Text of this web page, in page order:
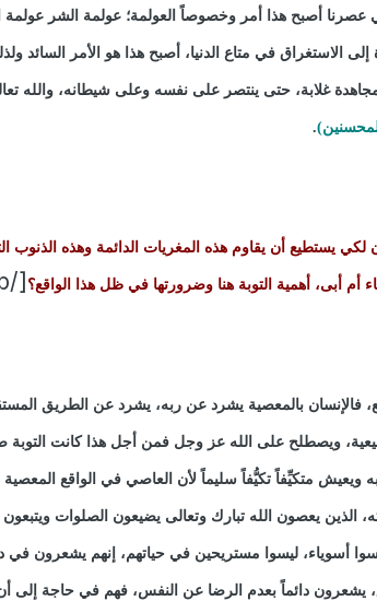
عصرنا أصبح هذا أمر وخصوصاً العولمة؛ عولمة الشر عولمة
إلى الاستغراق في متاع الدنيا، أصبح هذا هو الأمر السائد
غلابة، حتى ينتصر على نفسه وعلى شيطانه، والله
.
يستطيع أن يقاوم هذه المغريات الدائمة وهذه الذنوب
أم أبى، أهمية التوبة هنا وضرورتها في ظل هذا الواقع؟ [/b]
فالإنسان بالمعصية يشرد عن ربه، يشرد عن الطريق
ويصطلح على الله عز وجل فمن أجل هذا كانت
ويعيش متكيِّفاً تكيُّفاً سليماً لأن العاصي في الواقع
الذين يعصون الله تبارك وتعالى يضيعون الصلوات
أسوياء، ليسوا مستريحين في حياتهم، إنهم يشعرون في
يشعرون دائماً بعدم الرضا عن النفس، فهم في حاجة إلى